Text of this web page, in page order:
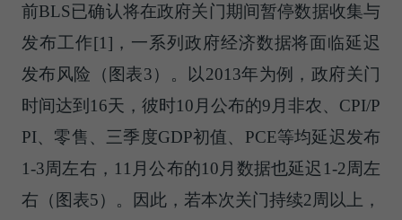
前BLS已确认将在政府关门期间暂停数据收集与
发布工作[1]，一系列政府经济数据将面临延迟
发布风险（图表3）。以2013年为例，政府关门
时间达到16天，彼时10月公布的9月非农、CPI/P
PI、零售、三季度GDP初值、PCE等均延迟发布
1-3周左右，11月公布的10月数据也延迟1-2周左
右（图表5）。因此，若本次关门持续2周以上，